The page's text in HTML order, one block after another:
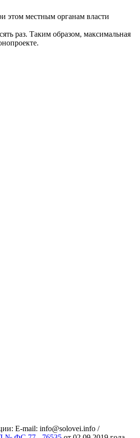
этом местным органам власти
раз. Таким образом, максимальная
E-mail: info@solovei.info /